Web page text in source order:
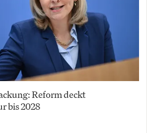
Reform deckt
bis 2028